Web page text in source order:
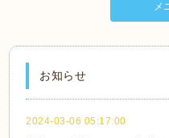
メ
お知らせ
2024-03-06 05:17:00